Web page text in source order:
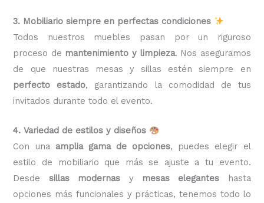
3. Mobiliario siempre en perfectas condiciones
Todos nuestros muebles pasan por un riguroso
proceso de mantenimiento y limpieza. Nos aseguramos
de que nuestras mesas y sillas estén siempre en
perfecto estado, garantizando la comodidad de tus
invitados durante todo el evento.
4. Variedad de estilos y diseños
Con una amplia gama de opciones, puedes elegir el
estilo de mobiliario que más se ajuste a tu evento.
Desde sillas modernas y mesas elegantes hasta
opciones más funcionales y prácticas, tenemos todo lo